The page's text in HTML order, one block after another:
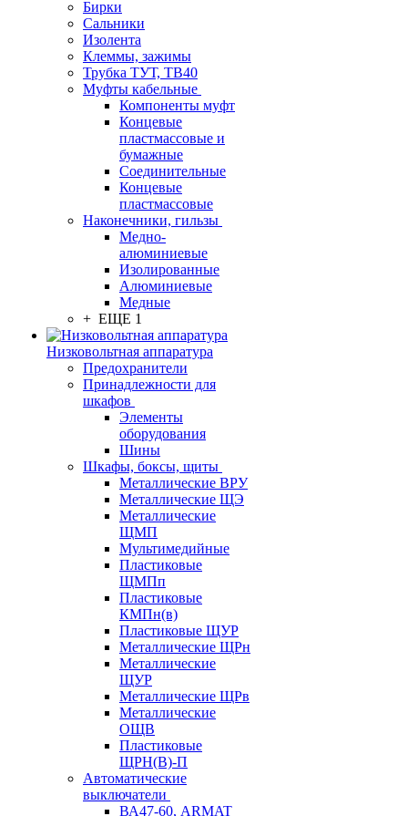
Бирки
Сальники
Изолента
Клеммы, зажимы
Трубка ТУТ, ТВ40
Муфты кабельные
Компоненты муфт
Концевые
пластмассовые и
бумажные
Соединительные
Концевые
пластмассовые
Наконечники, гильзы
Медно-
алюминиевые
Изолированные
Алюминиевые
Медные
+ ЕЩЕ 1
Низковольтная аппаратура
Предохранители
Принадлежности для
шкафов
Элементы
оборудования
Шины
Шкафы, боксы, щиты
Металлические ВРУ
Металлические ЩЭ
Металлические
ЩМП
Мультимедийные
Пластиковые
ЩМПп
Пластиковые
КМПн(в)
Пластиковые ЩУР
Металлические ЩРн
Металлические
ЩУР
Металлические ЩРв
Металлические
ОЩВ
Пластиковые
ЩРН(В)-П
Автоматические
выключатели
ВА47-60, ARMAT